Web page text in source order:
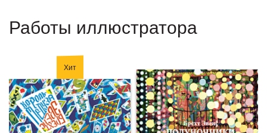
Работы иллюстратора
Хит